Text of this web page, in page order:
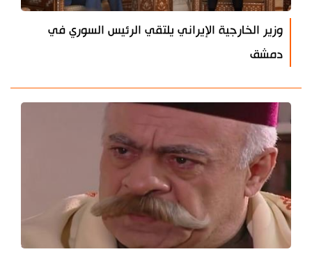
وزير الخارجية الإيراني يلتقي الرئيس السوري في
دمشق